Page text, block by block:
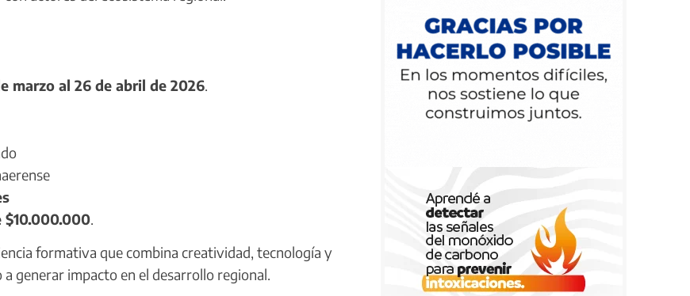
marzo al 26 de abril de 2026.
formativa que combina creatividad, tecnología y
generar impacto en el desarrollo regional.